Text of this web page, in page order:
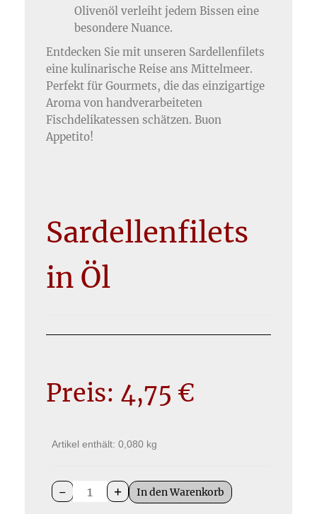
Olivenöl verleiht jedem Bissen eine
besondere Nuance.
Entdecken Sie mit unseren Sardellenfilets
eine kulinarische Reise ans Mittelmeer.
Perfekt für Gourmets, die das einzigartige
Aroma von handverarbeiteten
Fischdelikatessen schätzen. Buon
Appetito!
Sardellenfilets
in Öl
Preis: 4,75 €
Artikel enthält: 0,080 kg
- + In den Warenkorb